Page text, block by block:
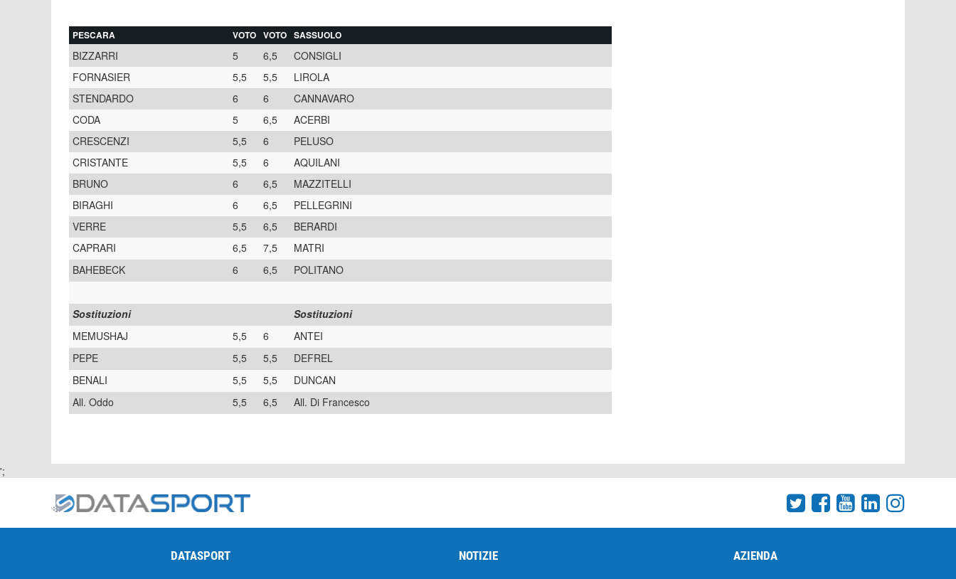
PESCARA VOTO VOTO SASSUOLO
BIZZARRI 5 6,5
CONSIGLI
FORNASIER
5,5 5,5
LIROLA
STENDARDO
6 6
CANNAVARO
CODA
5 6,5
ACERBI
CRESCENZI
5,5 6
PELUSO
CRISTANTE
5,5 6
AQUILANI
BRUNO
6 6,5
MAZZITELLI
BIRAGHI
6 6,5
PELLEGRINI
VERRE
5,5 6,5
BERARDI
CAPRARI
6,5 7,5
MATRI
BAHEBECK
6 6,5 POLITANO
Sostituzioni
Sostituzioni
MEMUSHAJ
5,5 6
ANTEI
PEPE
5,5 5,5
DEFREL
BENALI
5,5 5,5
DUNCAN
All. Oddo
5,5 6,5 All. Di Francesco
';
DATASPORT NOTIZIE AZIENDA